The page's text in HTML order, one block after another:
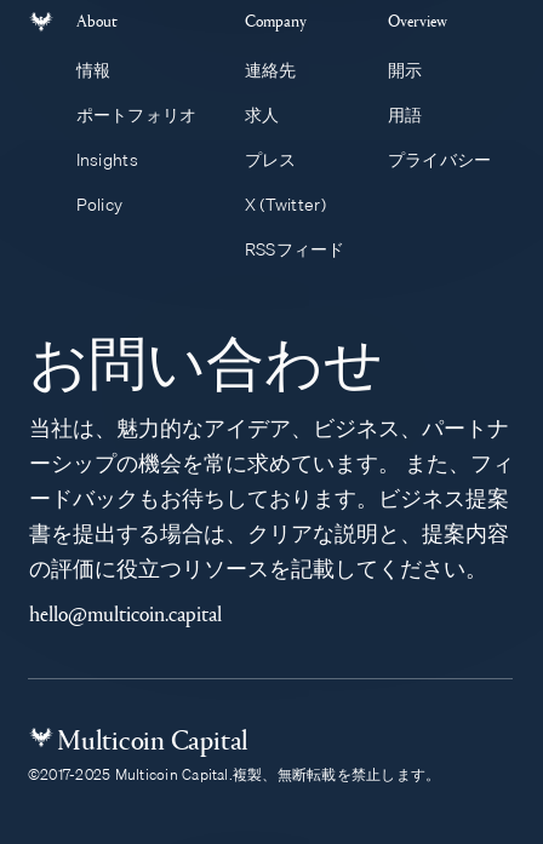
About
情報
ポートフォリオ
Insights
Policy
Company
連絡先
求人
プレス
X (Twitter)
RSSフィード
Overview
開示
用語
プライバシー
お問い合わせ
当社は、魅力的なアイデア、ビジネス、パートナ
ーシップの機会を常に求めています。 また、フィ
ードバックもお待ちしております。ビジネス提案
書を提出する場合は、クリアな説明と、提案内容
の評価に役立つリソースを記載してください。
hello@multicoin.capital
Multicoin Capital
©2017-2025 Multicoin Capital.複製、無断転載を禁止します。